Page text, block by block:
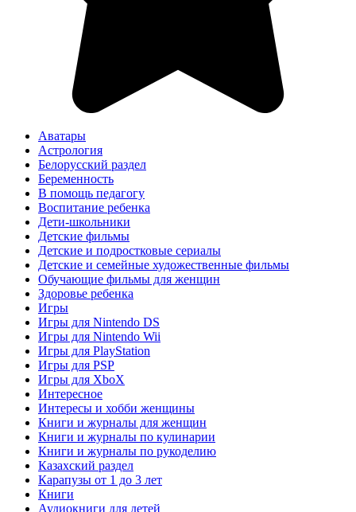
Аватары
Астрология
Белорусский раздел
Беременность
В помощь педагогу
Воспитание ребенка
Дети-школьники
Детские фильмы
Детские и подростковые сериалы
Детские и семейные художественные фильмы
Обучающие фильмы для женщин
Здоровье ребенка
Игры
Игры для Nintendo DS
Игры для Nintendo Wii
Игры для PlayStation
Игры для PSP
Игры для XboX
Интересное
Интересы и хобби женщины
Книги и журналы для женщин
Книги и журналы по кулинарии
Книги и журналы по рукоделию
Казахский раздел
Карапузы от 1 до 3 лет
Книги
Аудиокниги для детей